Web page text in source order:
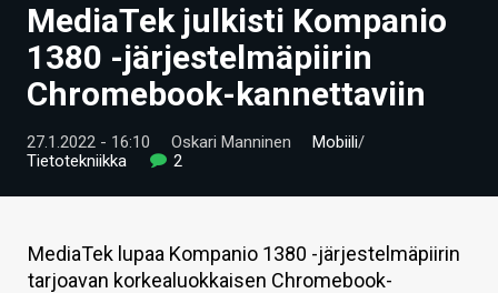
UUTISET
ARTIKKELIT
VIDEOT
HINTA.FI
MediaTek julkisti Kompanio
1380 -järjestelmäpiirin
Chromebook-kannettaviin
27.1.2022 - 16:10 Oskari Manninen Mobiili/
Tietotekniikka
2
MediaTek lupaa Kompanio 1380 -järjestelmäpiirin
tarjoavan korkealuokkaisen Chromebook-